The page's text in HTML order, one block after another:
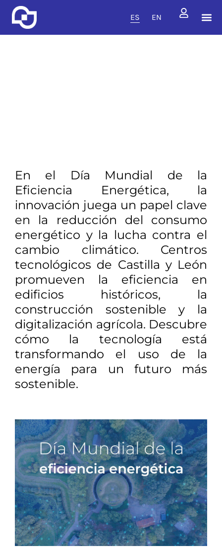
ES EN
En el Día Mundial de la
Eficiencia Energética, la
innovación juega un papel clave
en la reducción del consumo
energético y la lucha contra el
cambio climático. Centros
tecnológicos de Castilla y León
promueven la eficiencia en
edificios históricos, la
construcción sostenible y la
digitalización agrícola. Descubre
cómo la tecnología está
transformando el uso de la
energía para un futuro más
sostenible.